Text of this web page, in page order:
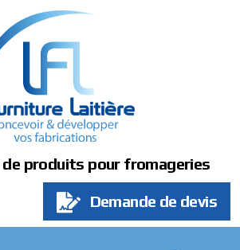
produits pour fromageries
Demande de devis
des cookies